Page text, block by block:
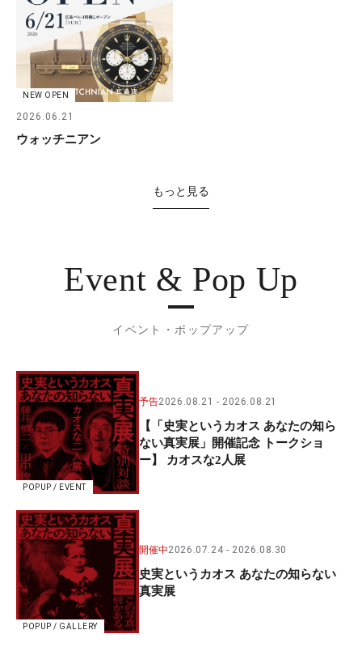
NEW OPEN
2026.06.21
ウォッチニアン
もっと見る
Event & Pop Up
イベント・ポップアップ
POPUP / EVENT
予告2026.08.21 2026.08.21
【「史実というカオス あなたの知ら
ない真実展」開催記念 トークショ
ー】 カオスな2人展
POPUP / GALLERY
開催中2026.07.24 2026.08.30
史実というカオス あなたの知らない
真実展